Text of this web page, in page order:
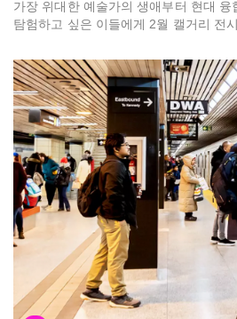
가장 위대한 예술가의 생애부터 현대
탐험하고 싶은 이들에게 2월 캘거리 전시